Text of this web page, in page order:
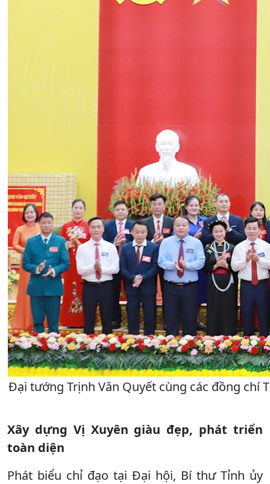
Đại tướng Trịnh Văn Quyết cùng các đồng chí
Xây dựng Vị Xuyên giàu đẹp, phát triển
toàn diện
Phát biểu chỉ đạo tại Đại hội, Bí thư Tỉnh ủy